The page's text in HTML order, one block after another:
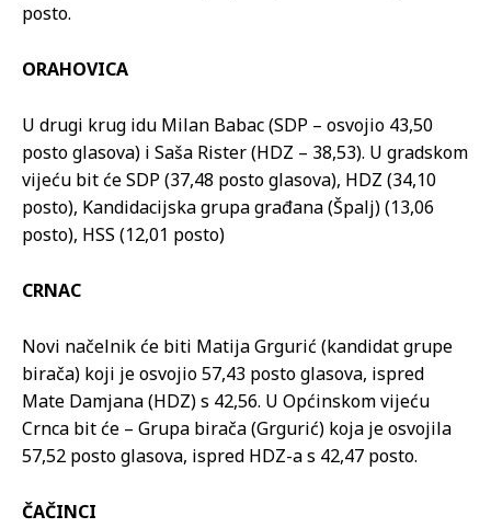
posto.
ORAHOVICA
U drugi krug idu Milan Babac (SDP – osvojio 43,50
posto glasova) i Saša Rister (HDZ – 38,53). U gradskom
vijeću bit će SDP (37,48 posto glasova), HDZ (34,10
posto), Kandidacijska grupa građana (Špalj) (13,06
posto), HSS (12,01 posto)
CRNAC
Novi načelnik će biti Matija Grgurić (kandidat grupe
birača) koji je osvojio 57,43 posto glasova, ispred
Mate Damjana (HDZ) s 42,56. U Općinskom vijeću
Crnca bit će – Grupa birača (Grgurić) koja je osvojila
57,52 posto glasova, ispred HDZ-a s 42,47 posto.
ČAČINCI